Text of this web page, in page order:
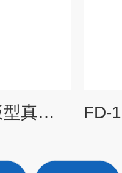
FD-1A-50小型搁板型真空冷冻干燥机